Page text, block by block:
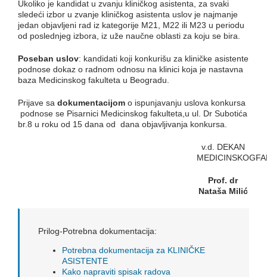
Ukoliko je kandidat u zvanju kliničkog asistenta, za svaki
sledeći izbor u zvanje kliničkog asistenta uslov je najmanje
jedan objavljeni rad iz kategorije M21, M22 ili M23 u periodu
od poslednjeg izbora, iz uže naučne oblasti za koju se bira.
Poseban uslov: kandidati koji konkurišu za kliničke asistente
podnose dokaz o radnom odnosu na klinici koja je nastavna
baza Medicinskog fakulteta u Beogradu.
Prijave sa dokumentacijom o ispunjavanju uslova konkursa
podnose se Pisarnici Medicinskog fakulteta,u ul. Dr Subotića
br.8 u roku od 15 dana od dana objavljivanja konkursa.
v.d. DEKAN
Prof. dr
Nataša Milić
Prilog-Potrebna dokumentacija:
Potrebna dokumentacija za KLINIČKE
ASISTENTE
Kako napraviti spisak radova